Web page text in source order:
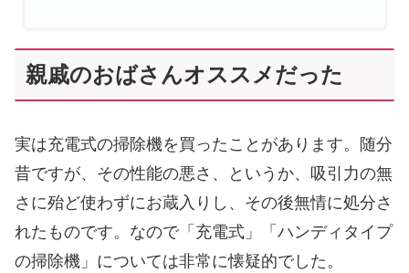
親戚のおばさんオススメだった
実は充電式の掃除機を買ったことがあります。随分
昔ですが、その性能の悪さ、というか、吸引力の無
さに殆ど使わずにお蔵入りし、その後無情に処分さ
れたものです。なので「充電式」「ハンディタイプ
の掃除機」については非常に懐疑的でした。